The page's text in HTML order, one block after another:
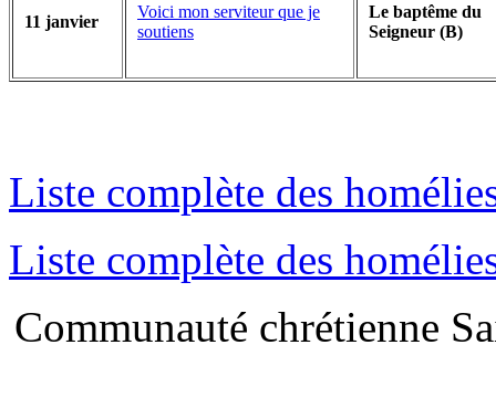
11 janvier
Voici mon serviteur que je
soutiens
Le baptême du
Seigneur (B)
Liste complète des
Liste complète des
Communauté chrétienne